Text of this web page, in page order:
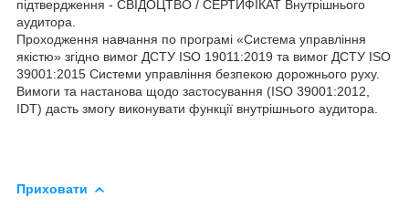
підтвердження - СВІДОЦТВО / СЕРТИФІКАТ Внутрішнього
аудитора.
Проходження навчання по програмі «Система управління
якістю» згідно вимог ДСТУ ISO 19011:2019 та вимог ДСТУ ISO
39001:2015 Системи управління безпекою дорожнього руху.
Вимоги та настанова щодо застосування (ISO 39001:2012,
IDT) дасть змогу виконувати функції внутрішнього аудитора.
Приховати